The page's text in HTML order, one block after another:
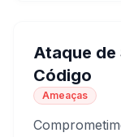
Ataque de
Código
Ameaças